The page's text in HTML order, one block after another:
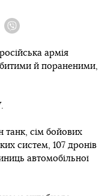
армія
й пораненими,
сім бойових
систем, 107 дронів
автомобільної